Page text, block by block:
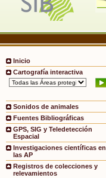
Inicio
Cartografía interactiva
Sonidos de animales
Fuentes Bibliográficas
GPS, SIG y Teledetección
Espacial
Investigaciones científicas en
las AP
Registros de colecciones y
relevamientos